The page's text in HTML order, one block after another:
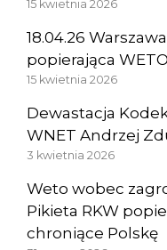
15 kwietnia 2026
18.04.26
popierająca
15 kwietnia 2026
Dewastacja
WNET Andrzej
3 kwietnia 2026
Weto wobec
Pikieta RKW
chroniące Polskę